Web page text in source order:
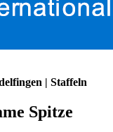
| Staffeln
Spitze